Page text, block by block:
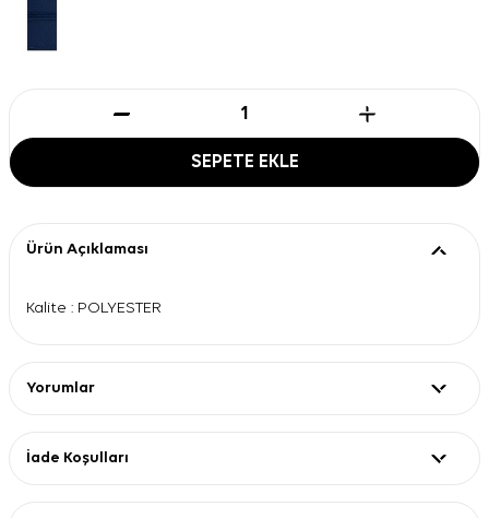
SEPETE EKLE
Ürün Açıklaması
Kalite : POLYESTER
Yorumlar
İade Koşulları